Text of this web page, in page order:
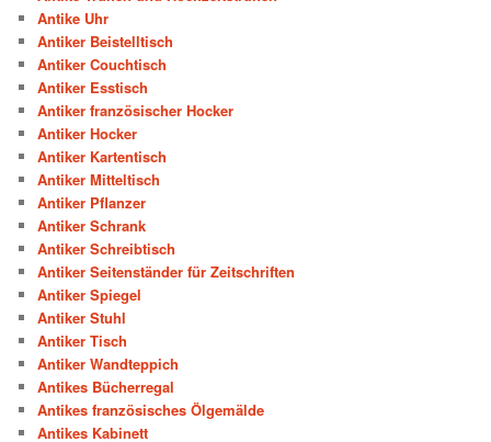
Antike Uhr
Antiker Beistelltisch
Antiker Couchtisch
Antiker Esstisch
Antiker französischer Hocker
Antiker Hocker
Antiker Kartentisch
Antiker Mitteltisch
Antiker Pflanzer
Antiker Schrank
Antiker Schreibtisch
Antiker Seitenständer für Zeitschriften
Antiker Spiegel
Antiker Stuhl
Antiker Tisch
Antiker Wandteppich
Antikes Bücherregal
Antikes französisches Ölgemälde
Antikes Kabinett